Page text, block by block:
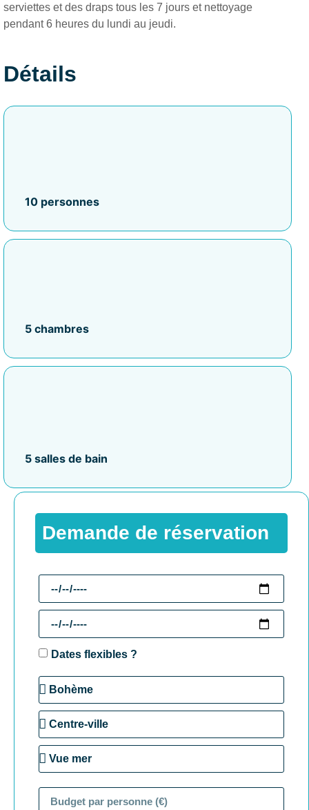
serviettes et des draps tous les 7 jours et nettoyage
pendant 6 heures du lundi au jeudi.
Détails
10 personnes
5 chambres
5 salles de bain
Demande de réservation
Dates flexibles ?